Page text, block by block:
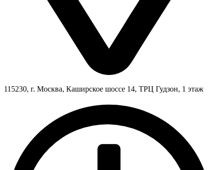
115230, г. Москва, Каширское шоссе 14, ТРЦ Гудзон, 1 этаж